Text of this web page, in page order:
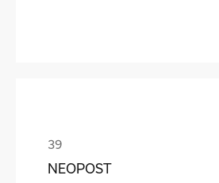
NEOPOST